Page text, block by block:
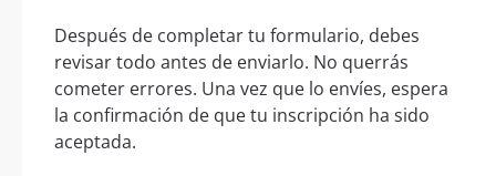
Después de completar tu formulario, debes
revisar todo antes de enviarlo. No querrás
cometer errores. Una vez que lo envíes, espera
la confirmación de que tu inscripción ha sido
aceptada.